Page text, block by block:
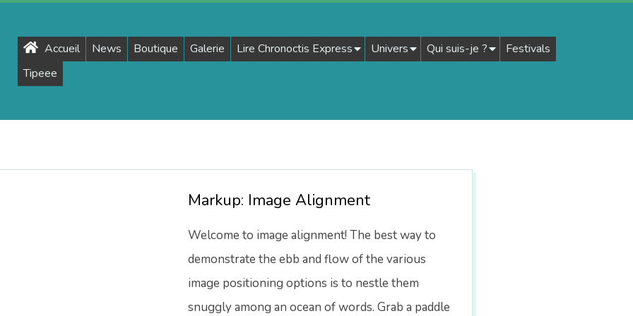
Primary
Accueil News Boutique Galerie Lire Chronoctis Express Univers Qui suis-je ?
Festivals
Tipeee
Markup: Image Alignment
Welcome to image alignment! The best way to
demonstrate the ebb and flow of the various
image positioning options is to nestle them
snuggly among an ocean of words. Grab a paddle